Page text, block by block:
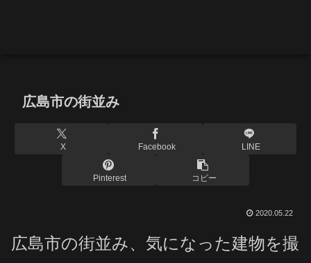
広島市の街並み
X Facebook LINE
Pinterest コピー
2020.05.22
広島市の街並み、気になった建物を撮